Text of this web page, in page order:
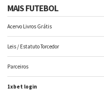
MAIS FUTEBOL
Acervo Livros Grátis
Leis / Estatuto Torcedor
Parceiros
1xbet login